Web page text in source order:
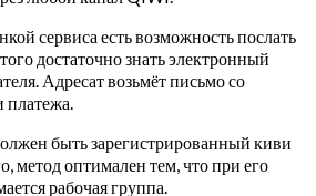
сервиса есть возможность послать
достаточно знать электронный
Адресат возьмёт письмо со
платежа.
быть зарегистрированный киви
метод оптимален тем, что при его
рабочая группа.